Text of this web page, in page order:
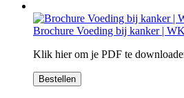
Brochure Voeding bij kanker |
Klik hier om je PDF te
Bestellen